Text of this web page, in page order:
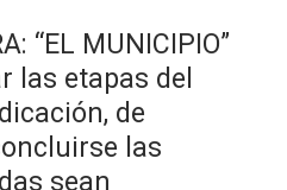
“EL MUNICIPIO”
las etapas del
de
las
sean